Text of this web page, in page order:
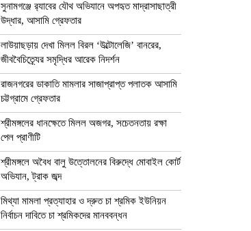
সুনামগঞ্জে র‍্যাবের যৌথ অভিযানে অপহৃত মাদ্রাসাছাত্রী
উদ্ধার, আসামি গ্রেফতার
লাউয়াছড়ায় দেখা মিলল বিরল ‘উল্টোলেজি’ বানরের,
জীববৈচিত্র্যের সমৃদ্ধির আরেক নিদর্শন
রাজনগরের ডাকাতি মামলার সাজাপ্রাপ্ত পলাতক আসামি
চট্টগ্রামে গ্রেফতার
শ্রীমঙ্গলের ধানক্ষেতে মিলল অজগর, সচেতনতায় রক্ষা
পেল প্রাণীটি
শ্রীমঙ্গলে অবৈধ বালু উত্তোলনের বিরুদ্ধে মোবাইল কোর্ট
অভিযান, ট্রাক জব্দ
মিথ্যা মামলা প্রত্যাহার ও দ্রুত চা শ্রমিক ইউনিয়ন
নির্বাচন দাবিতে চা শ্রমিকদের মানববন্ধন